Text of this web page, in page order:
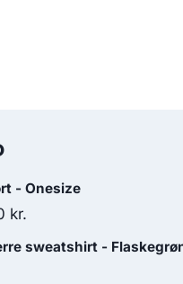
- Onesize
kr.
price
sweatshirt -